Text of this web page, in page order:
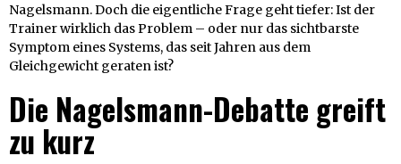
Nagelsmann. Doch die eigentliche Frage geht tiefer: Ist der
Trainer wirklich das Problem – oder nur das sichtbarste
Symptom eines Systems, das seit Jahren aus dem
Gleichgewicht geraten ist?
Die Nagelsmann-Debatte greift
zu kurz